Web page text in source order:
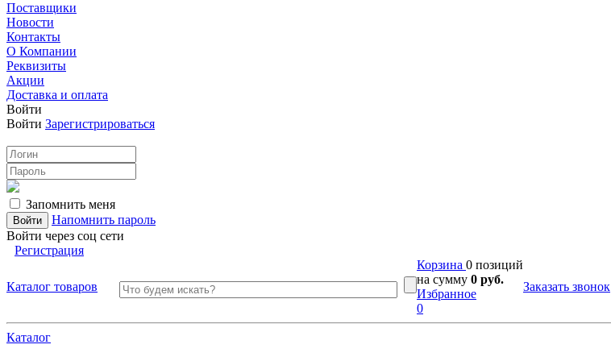
Поставщики
Новости
Контакты
О Компании
Реквизиты
Акции
Доставка и оплата
Войти
Войти Зарегистрироваться
Запомнить меня
Напомнить пароль
Войти через соц сети
Регистрация
Каталог товаров
Корзина 0 позиций
на сумму 0 руб.
Избранное
0
Заказать звонок
Каталог